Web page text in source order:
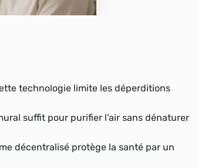
technologie limite les déperditions
suffit pour purifier l’air sans dénaturer
décentralisé protège la santé par un